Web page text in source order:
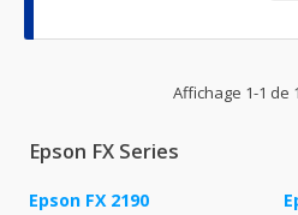
Affichage 1-1 de
Epson FX Series
Epson FX 2190